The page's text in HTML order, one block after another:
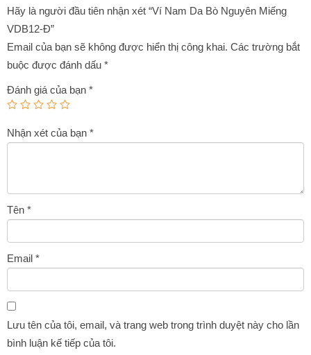
Hãy là người đầu tiên nhận xét “Ví Nam Da Bò Nguyên Miếng
VDB12-Đ”
Email của bạn sẽ không được hiển thị công khai. Các trường bắt
buộc được đánh dấu *
Đánh giá của bạn *
Nhận xét của bạn *
Tên *
Email *
Lưu tên của tôi, email, và trang web trong trình duyệt này cho lần
bình luận kế tiếp của tôi.